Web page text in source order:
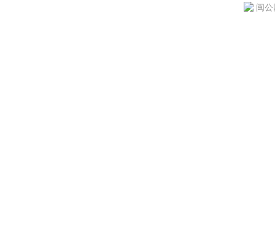
闽公